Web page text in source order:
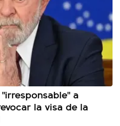
a
la visa de la